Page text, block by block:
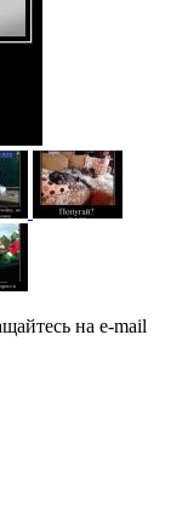
на e-mail